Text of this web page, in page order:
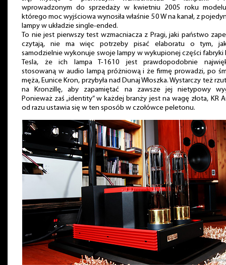
wprowadzonym do sprzedaży w kwietniu 2005 roku
którego moc wyjściowa wynosiła właśnie 50 W na kanał, z
lampy w układzie single-ended.
To nie jest pierwszy test wzmacniacza z Pragi, jaki państwo
czytają, nie ma więc potrzeby pisać elaboratu o tym,
samodzielnie wykonuje swoje lampy w wykupionej części fabryki
Tesla, że ich lampa T-1610 jest prawdopodobnie
stosowaną w audio lampą próżniową i że firmę prowadzi, po
męża, Eunice Kron, przybyła nad Dunaj Włoszka. Wystarczy też
na Kronzillę, aby zapamiętać na zawsze jej nietypowy
Ponieważ zaś „identity” w każdej branży jest na wagę złota, KR
od razu ustawia się w ten sposób w czołówce peletonu.